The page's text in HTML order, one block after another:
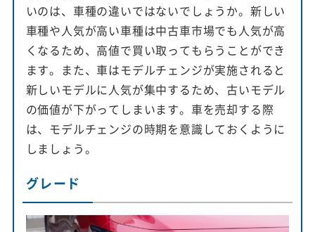
いのは、車種の違いではないでしょうか。新しい
車種や人気が高い車種は中古車市場でも人気が高
くなるため、高値で買い取ってもらうことができ
ます。また、車はモデルチェンジが実施されると
新しいモデルに人気が集中するため、古いモデル
の価値が下がってしまいます。車を売却する際
は、モデルチェンジの時期を意識しておくように
しましょう。
グレード